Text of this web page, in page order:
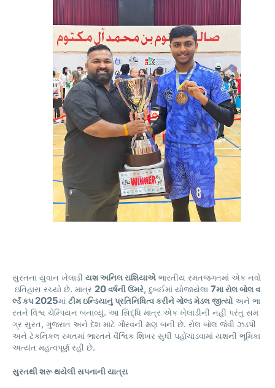
સુરતના યુવાન ખેલાડી યશઅનિલરાશિયાએ ભારતીય રમતજગતમાં એક નવો
ઇતિહાસ રચ્યો છે. માત્ર 20વર્ષનીઉંમરે, દુબઈમાં યોજાયેલા 7મારોલબોલવ
ર્લ્ડકપ2025માં ટીમઇન્ડિયાનુંપ્રતિનિધિત્વકરીનેગોલ્ડમેડલજીત્યો અને ભા
રતને વિશ્વ ચેમ્પિયન બનાવ્યું. આ સિદ્ધિ માત્ર એક ખેલાડીની નહીં પરંતુ સમ
ગ્ર સુરત, ગુજરાત અને દેશ માટે ગૌરવની ક્ષણ બની છે. રોલ બોલ જેવી ઝડપી
અને ટેકનિકલ રમતમાં ભારતને વૈશ્વિક શિખર સુધી પહોંચાડવામાં યશની ભૂમિકા
અત્યંત મહત્વપૂર્ણ રહી છે.
સુરતથીશરૂથયેલીસપનાનીયાત્રા